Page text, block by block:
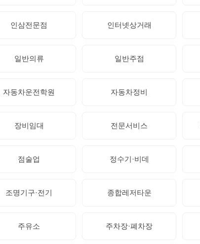
인삼전문점 인터넷상거래
일반의류 일반주점
자동차운전학원 자동차정비
장비임대 전문서비스
점술업 정수기·비데
조명기구·전기 종합레저타운
주유소 주차장·폐차장